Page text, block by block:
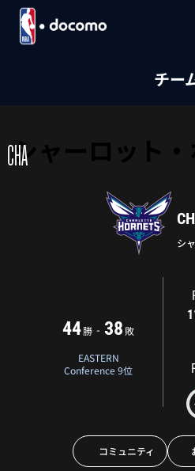
チー
シャーロット・
CHA
シ
44勝 - 38 敗
EASTERN
Conference 9位
コミュニティ